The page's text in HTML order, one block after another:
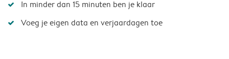
In minder dan 15 minuten ben je klaar
Voeg je eigen data en verjaardagen toe